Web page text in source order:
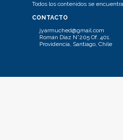
Todos los contenidos se
CONTACTO
jyarmuched@gmail.com
Román Díaz N°205 Of. 401.
Providencia, Santiago, Chile